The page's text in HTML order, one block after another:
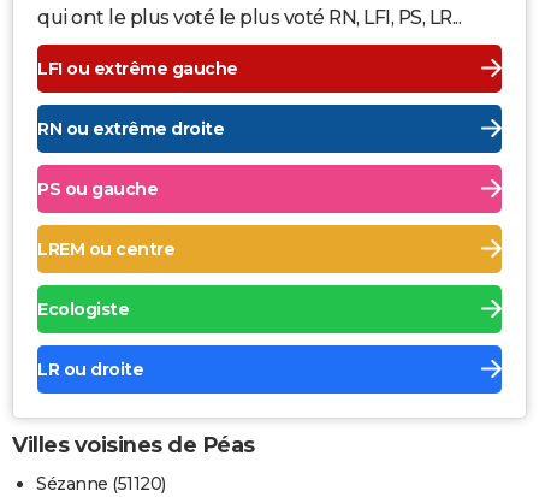
qui ont le plus voté le plus voté RN, LFI, PS, LR...
LFI ou extrême gauche
RN ou extrême droite
PS ou gauche
LREM ou centre
Ecologiste
LR ou droite
Villes voisines de Péas
Sézanne (51120)